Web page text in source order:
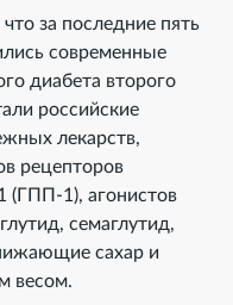
за последние пять
современные
диабета второго
российские
лекарств,
рецепторов
(ГПП-1), агонистов
семаглутид,
сахар и
весом.